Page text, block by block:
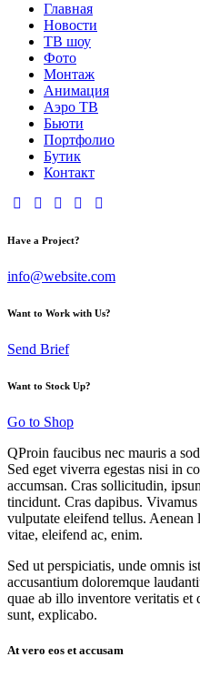
Главная
Новости
ТВ шоу
Фото
Монтаж
Анимация
Аэро ТВ
Бьюти
Портфолио
Бутик
Контакт
Have a Project?
info@website.com
Want to Work with Us?
Send Brief
Want to Stock Up?
Go to Shop
QProin faucibus nec mauris a
Sed eget viverra egestas nisi in
accumsan. Cras sollicitudin,
tincidunt. Cras dapibus.
vulputate eleifend tellus.
vitae, eleifend ac, enim.
Sed ut perspiciatis, unde omnis
accusantium doloremque
quae ab illo inventore veritatis et
sunt, explicabo.
At vero eos et accusam